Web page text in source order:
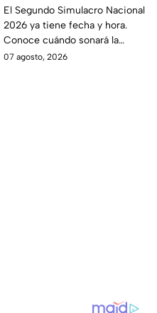
Nacional 2026? A esta
hora sonará la alerta
sísmica
El Segundo Simulacro Nacional
2026 ya tiene fecha y hora.
Conoce cuándo sonará la
alerta sísmica y qué ocurrirá
07 agosto, 2026